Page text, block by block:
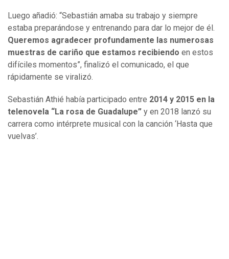
Luego añadió: “Sebastián amaba su trabajo y siempre
estaba preparándose y entrenando para dar lo mejor de él.
Queremos agradecer profundamente las numerosas
muestras de cariño que estamos recibiendo en estos
difíciles momentos”, finalizó el comunicado, el que
rápidamente se viralizó.
Sebastián Athié había participado entre 2014 y 2015 en la
telenovela “La rosa de Guadalupe” y en 2018 lanzó su
carrera como intérprete musical con la canción ‘Hasta que
vuelvas’.